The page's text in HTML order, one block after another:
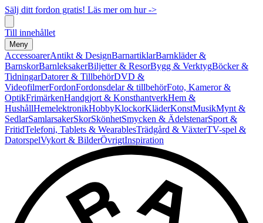
Sälj ditt fordon gratis! Läs mer om hur ->
Till innehållet
Meny
AccessoarerAntikt & DesignBarnartiklarBarnkläder &
BarnskorBarnleksakerBiljetter & ResorBygg & VerktygBöcker &
TidningarDatorer & TillbehörDVD &
VideofilmerFordonFordonsdelar & tillbehörFoto, Kameror &
OptikFrimärkenHandgjort & KonsthantverkHem &
HushållHemelektronikHobbyKlockorKläderKonstMusikMynt &
SedlarSamlarsakerSkorSkönhetSmycken & ÄdelstenarSport &
FritidTelefoni, Tablets & WearablesTrädgård & VäxterTV-spel &
DatorspelVykort & BilderÖvrigtInspiration